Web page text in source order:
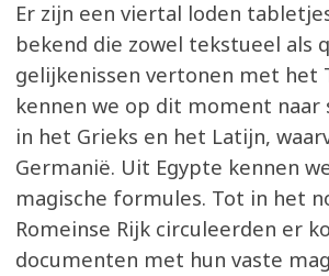
Er zijn een viertal loden
bekend die zowel tekstueel als
gelijkenissen vertonen met het
kennen we op dit moment
in het Grieks en het Latijn,
Germanië. Uit Egypte kennen
magische formules. Tot in het
Romeinse Rijk circuleerden er
documenten met hun vaste